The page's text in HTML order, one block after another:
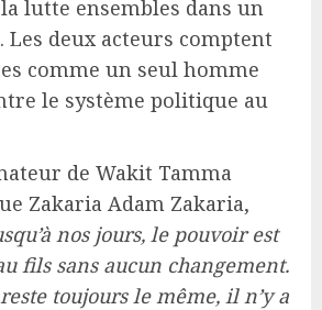
lutte ensembles dans un
Les deux acteurs comptent
comme un seul homme
le système politique au
de Wakit Tamma
Zakaria Adam Zakaria,
nos jours, le pouvoir est
fils sans aucun changement.
toujours le même, il n’y a